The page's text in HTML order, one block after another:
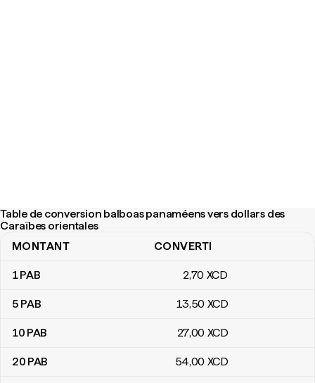
Table de conversion balboas panaméens vers dollars des
Caraïbes orientales
Table de conversion balboas panaméens vers dollars des
MONTANT CONVERTI
1PAB 2,70 XCD
5 PAB 13,50 XCD
10 PAB 27,00 XCD
20 PAB 54,00 XCD